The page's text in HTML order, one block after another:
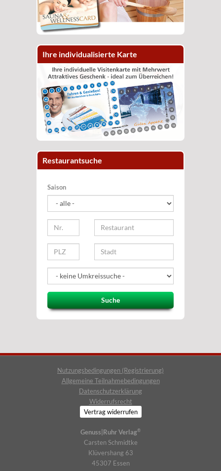
Ihre individualisierte Karte
Restaurantsuche
Saison
Suche
Nutzungsbedingungen (Registrierung)
Allgemeine Teilnahmebedingungen
Datenschutzerklärung
Widerrufsrecht
Vertrag widerrufen
Genuss|Ruhr Verlag®
Carsten Schmidtke
Klüvershang 63
45307 Essen